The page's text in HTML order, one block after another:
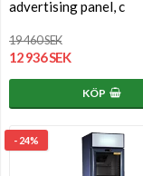
advertising panel, c
19 460 SEK
12 936 SEK
KÖP
- 24%